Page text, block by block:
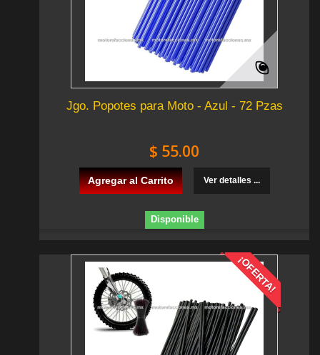
Jgo. Popotes para Moto - Azul - 72 Pzas
$ 55.00
Agregar al Carrito Ver detalles ...
Disponible
¡OFERTA!